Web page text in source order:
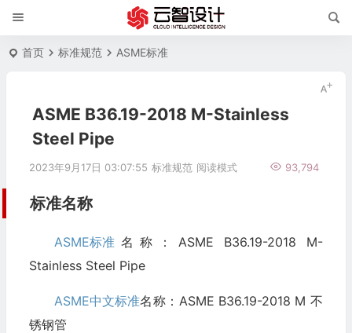
首页 标准规范 ASME标准
ASME B36.19-2018 M-Stainless
Steel Pipe
2023年9月17日 03:07:55 标准规范 93,794
阅读模式
标准名称
ASME标准名称：ASME B36.19-2018 M-
Stainless Steel Pipe
ASME中文标准名称：ASME B36.19-2018 M 不
锈钢管